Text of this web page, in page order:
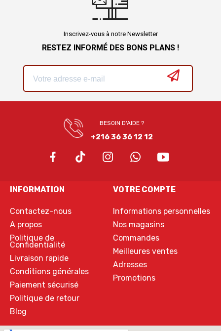
Inscrivez-vous à notre Newsletter
RESTEZ INFORMÉ DES BONS PLANS !
BESOIN D'AIDE ?
+216 36 36 12 12
INFORMATION
Contactez-nous
A propos
Politique de
Confidentialité
Livraison rapide
Conditions générales
Paiement sécurisé
Politique de retour
Blog
VOTRE COMPTE
Informations personnelles
Nos magasins
Commandes
Meilleures ventes
Adresses
Promotions